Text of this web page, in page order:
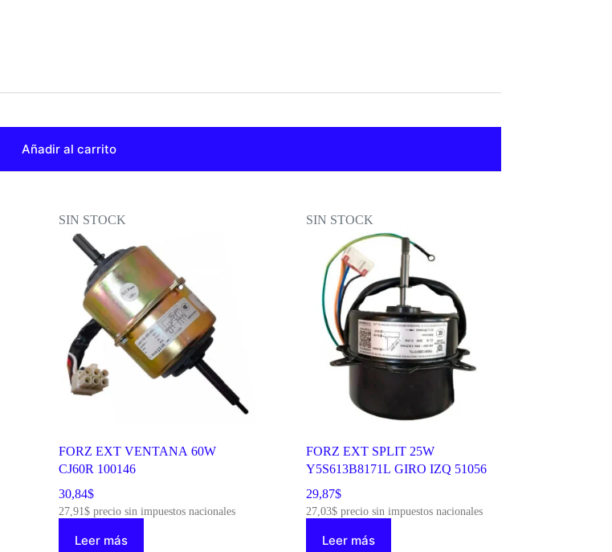
Añadir al carrito
SIN STOCK
FORZ EXT VENTANA 60W
CJ60R 100146
30,84$
27,91$ precio sin impuestos nacionales
Leer más
SIN STOCK
FORZ EXT SPLIT 25W
Y5S613B8171L GIRO IZQ 51056
29,87$
27,03$precio sin impuestos nacionales
Leer más